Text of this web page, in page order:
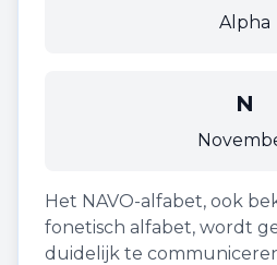
Alpha
N
Het NAVO-alfabet, ook
fonetisch alfabet, wordt
duidelijk te